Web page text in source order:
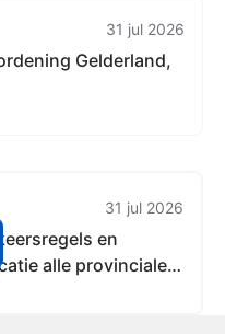
31 jul 2026
Gelderland,
31 jul 2026
en
alle provinciale